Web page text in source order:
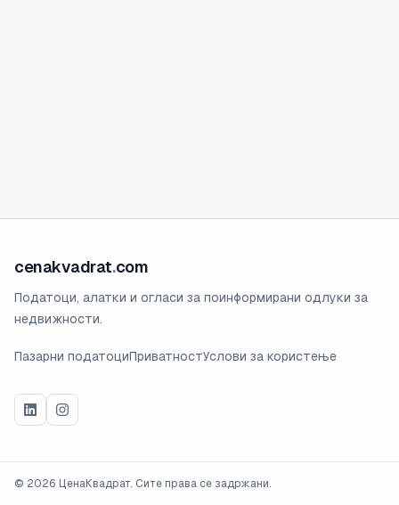
cenakvadrat.com
Податоци, алатки и огласи за поинформирани одлуки за
недвижности.
Пазарни податоциПриватностУслови за користење
© 2026 ЦенаКвадрат. Сите права се задржани.